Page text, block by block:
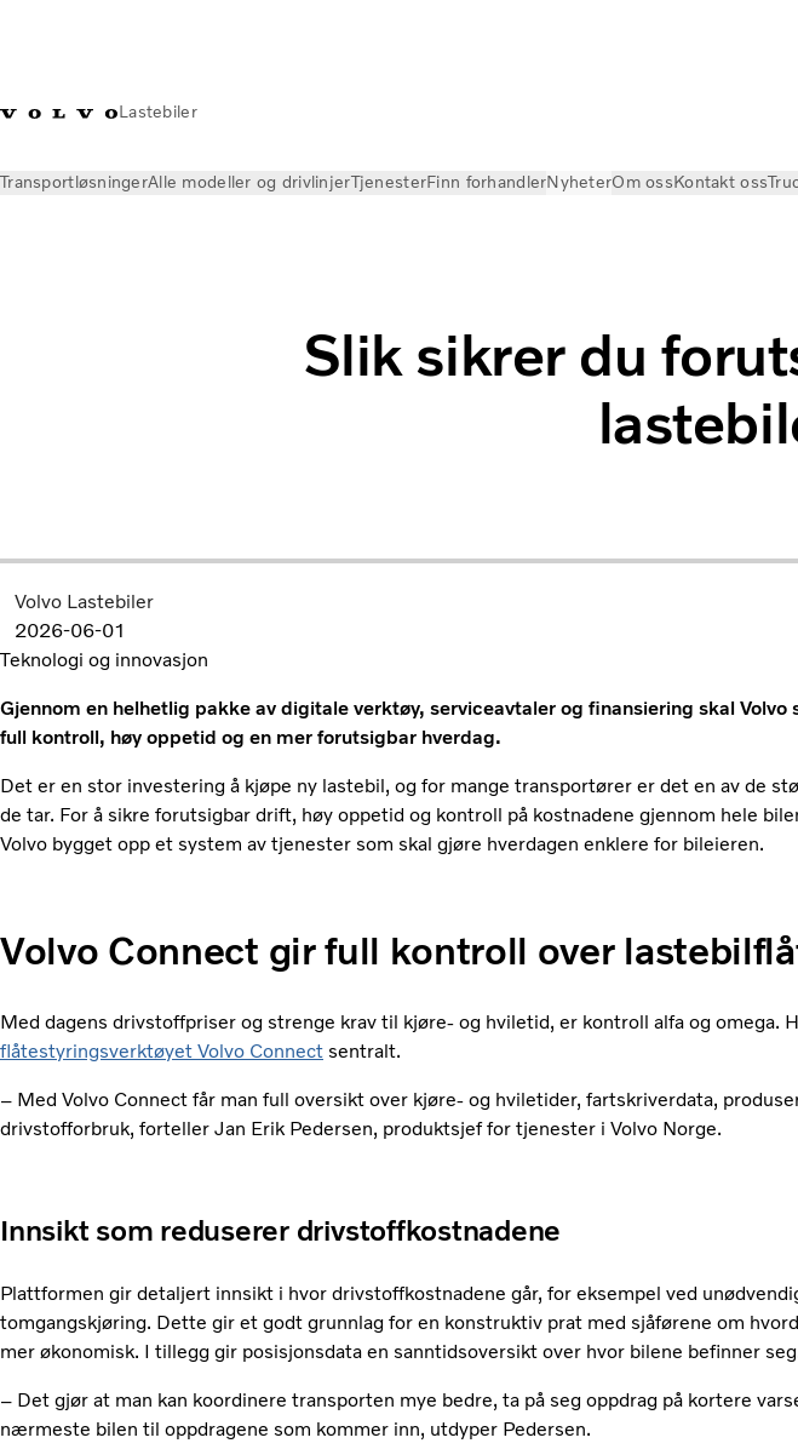
Lastebiler
TransportløsningerAlle modeller og drivlinjerTjenesterFinn forhandlerNyheterOm ossKontakt oss
Slik sikrer du
Volvo Lastebiler
2026-06-01
Teknologi og innovasjon
Gjennom en helhetlig pakke av digitale verktøy, serviceavtaler og finansiering skal Volvo
full kontroll, høy oppetid og en mer forutsigbar hverdag.
Det er en stor investering å kjøpe ny lastebil, og for mange transportører er det en av de
de tar. For å sikre forutsigbar drift, høy oppetid og kontroll på kostnadene gjennom hele
Volvo bygget opp et system av tjenester som skal gjøre hverdagen enklere for bileieren.
Volvo Connect gir full kontroll over
Med dagens drivstoffpriser og strenge krav til kjøre- og hviletid, er kontroll alfa og omega.
flåtestyringsverktøyet Volvo Connect sentralt.
– Med Volvo Connect får man full oversikt over kjøre- og hviletider, fartskriverdata,
drivstofforbruk, forteller Jan Erik Pedersen, produktsjef for tjenester i Volvo Norge.
Innsikt som reduserer drivstoffkostnadene
Plattformen gir detaljert innsikt i hvor drivstoffkostnadene går, for eksempel ved
tomgangskjøring. Dette gir et godt grunnlag for en konstruktiv prat med sjåførene om
mer økonomisk. I tillegg gir posisjonsdata en sanntidsoversikt over hvor bilene befinner
– Det gjør at man kan koordinere transporten mye bedre, ta på seg oppdrag på kortere
nærmeste bilen til oppdragene som kommer inn, utdyper Pedersen.